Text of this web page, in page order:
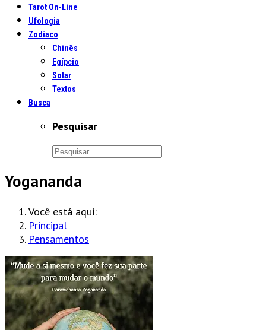
Tarot On-Line
Ufologia
Zodíaco
Chinês
Egípcio
Solar
Textos
Busca
Pesquisar
Yogananda
Você está aqui:
Principal
Pensamentos